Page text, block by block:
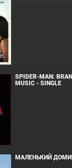
SPIDER-MAN:
MUSIC - SINGLE
МАЛЕНЬКИЙ